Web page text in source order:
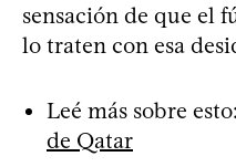
sensación de que el
lo traten con esa
Leé más sobre esto:
de Qatar